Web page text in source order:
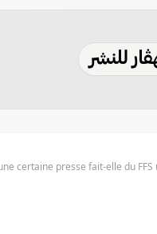
certaine presse fait-elle du FFS